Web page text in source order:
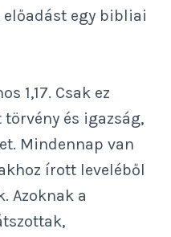
előadást egy bibliai
1,17. Csak ez
és igazság,
Mindennap van
írott leveléből
Azoknak a